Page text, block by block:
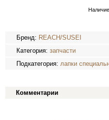
Бренд: REACH/SUSEI
Категория:запчасти
Подкатегория:лапки
Комментарии